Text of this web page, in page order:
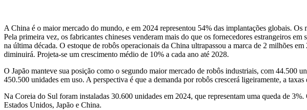
A China é o maior mercado do mundo, e em 2024 representou 54% das implantações globais. Os
Pela primeira vez, os fabricantes chineses venderam mais do que os fornecedores estrangeiros
na última década. O estoque de robôs operacionais da China ultrapassou a marca de 2 milhões
diminuirá. Projeta-se um crescimento médio de 10% a cada ano até 2028.
O Japão manteve sua posição como o segundo maior mercado de robôs industriais, com 44.500
450.500 unidades em uso. A perspectiva é que a demanda por robôs crescerá ligeiramente, a
Na Coreia do Sul foram instaladas 30.600 unidades em 2024, que representam uma queda de
Estados Unidos, Japão e China.